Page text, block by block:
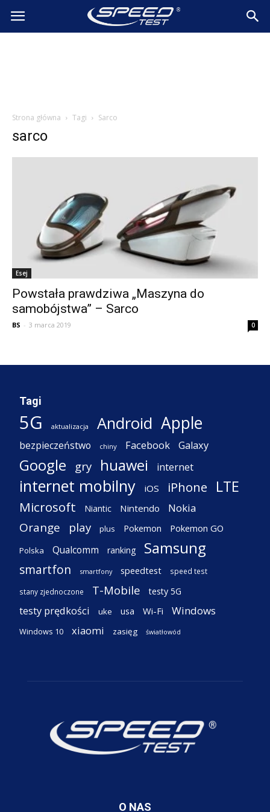
SpeedTest.pl
Strona główna Tagi Sarco
sarco
Esej
Powstała prawdziwa „Maszyna do
samobójstwa” – Sarco
BS - 3 marca 2019 0
Tagi
5G aktualizacja Android Apple
bezpieczeństwo chiny Facebook Galaxy
Google gry huawei internet
internet mobilny iOS iPhone LTE
Microsoft Niantic Nintendo Nokia
Orange play plus Pokemon Pokemon GO
Polska Qualcomm ranking Samsung
smartfon smartfony speedtest speed test
stany zjednoczone T-Mobile testy 5G
testy prędkości uke usa Wi-Fi Windows
Windows 10 xiaomi zasięg światłowód
O NAS